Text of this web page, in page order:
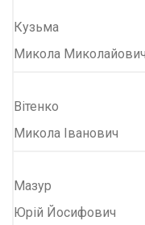
Кузьма
Микола Миколайович
Вітенко
Микола Іванович
Мазур
Юрій Йосифович